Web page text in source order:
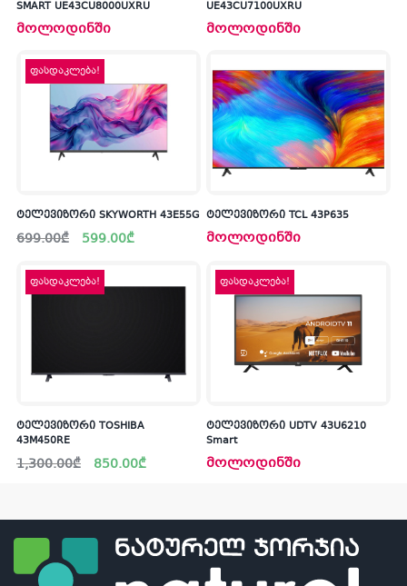
SMART UE43CU8000UXRU
მოლოდინში
UE43CU7100UXRU
მოლოდინში
ფასდაკლება!
ტელევიზორი SKYWORTH 43E55G
699.00₾
Original
699.00₾.
599.00₾
Current
599.00₾.
ტელევიზორი TCL 43P635
მოლოდინში
ფასდაკლება!
ტელევიზორი TOSHIBA
43M450RE
1,300.00₾
Original
price
850.00₾
Current
price
ფასდაკლება!
ტელევიზორი UDTV 43U6210
Smart
მოლოდინში